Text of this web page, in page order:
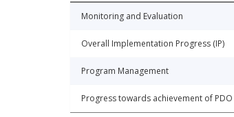
Monitoring and Evaluation
Overall Implementation Progress (IP)
Program Management
Progress towards achievement of PDO